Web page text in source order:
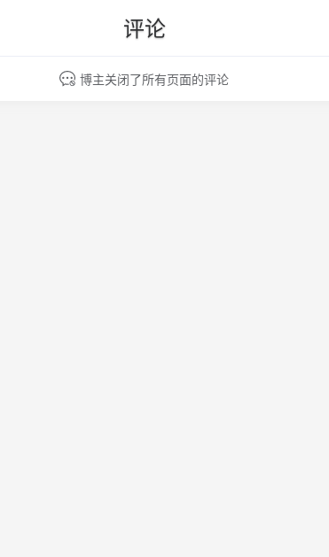
评论
博主关闭了所有页面的评论